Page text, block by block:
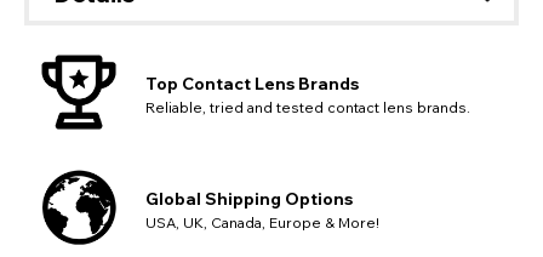
Top Contact Lens Brands
Reliable, tried and tested contact lens brands.
Global Shipping Options
USA, UK, Canada, Europe & More!